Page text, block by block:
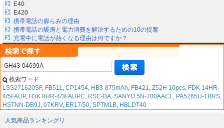
E40
E420
携帯電話の膨らみの理由
携帯電話の暖房と電力消費を解決するための10の提案
充電中に電話が熱くなる理由は何ですか？
検索ワード
LSS271620SF, FB511, CP1454, HB3-875mAh, FB421, Z52H 10pcs, FDK 14HR-
4/5FAUP, FDK 8HR-4/3FAUPC, RSC-BA, SANYO 5N-700AACL, PA5265U-1BRS,
HSTNN-DB9J, 07KRV, ER17/50, SPTM1B, HBLDT40
人気商品ランキングリ